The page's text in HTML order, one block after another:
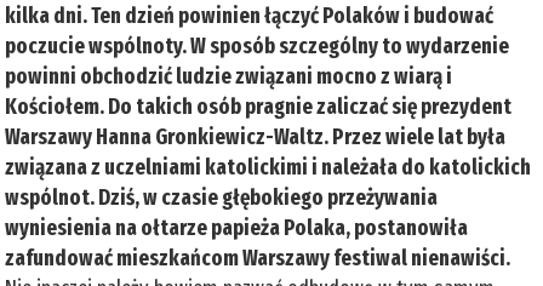
kilka dni. Ten dzień powinien łączyć Polaków i budować
poczucie wspólnoty. W sposób szczególny to wydarzenie
powinni obchodzić ludzie związani mocno z wiarą i
Kościołem. Do takich osób pragnie zaliczać się prezydent
Warszawy Hanna Gronkiewicz-Waltz. Przez wiele lat była
związana z uczelniami katolickimi i należała do katolickich
wspólnot. Dziś, w czasie głębokiego przeżywania
wyniesienia na ołtarze papieża Polaka, postanowiła
zafundować mieszkańcom Warszawy festiwal nienawiści.